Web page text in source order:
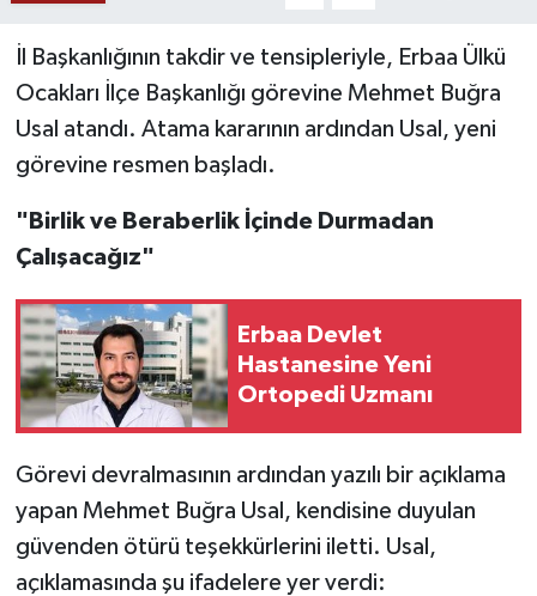
İl Başkanlığının takdir ve tensipleriyle, Erbaa Ülkü
Ocakları İlçe Başkanlığı görevine Mehmet Buğra
Usal atandı. Atama kararının ardından Usal, yeni
görevine resmen başladı.
"Birlik ve Beraberlik İçinde Durmadan
Çalışacağız"
Erbaa Devlet
Hastanesine Yeni
Ortopedi Uzmanı
Görevi devralmasının ardından yazılı bir açıklama
yapan Mehmet Buğra Usal, kendisine duyulan
güvenden ötürü teşekkürlerini iletti. Usal,
açıklamasında şu ifadelere yer verdi: